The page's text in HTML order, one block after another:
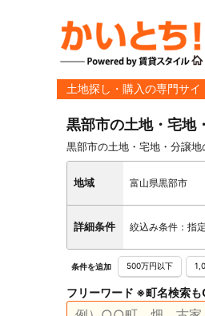
土地探し・購入の専門サイ
黒部市の土地・宅地
黒部市の土地・宅地・分譲
地域 富山県黒部市
詳細条件 絞込み条件：指
条件を追加 500万円以下
フリーワード ※町名検索も